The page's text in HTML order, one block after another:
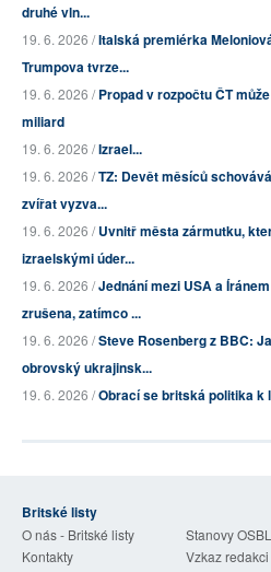
druhé vln...
19. 6. 2026 /Italská premiérka
Trumpova tvrze...
19. 6. 2026 /Propad v rozpočtu ČT
miliard
19. 6. 2026 /Izrael...
19. 6. 2026 /TZ: Devět měsíců
zvířat vyzva...
19. 6. 2026 /Uvnitř města zármutku,
izraelskými úder...
19. 6. 2026 /Jednání mezi USA a
zrušena, zatímco ...
19. 6. 2026 /Steve Rosenberg z BBC:
obrovský ukrajinsk...
19. 6. 2026 /Obrací se britská politika k
Britské listy
O nás - Britské listy
Stanovy OSBL
Kontakty
Vzkaz redakci